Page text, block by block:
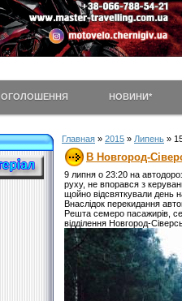
ОГОЛОШЕННЯ НОВИНИ*
Главная » 2015 » Липень »
В Новгород-
9 липня о 23:20 на
руху, не впорався з
щойно відсвяткували день
Внаслідок перекидання
Решта семеро пасажирів,
відділення Новгород-